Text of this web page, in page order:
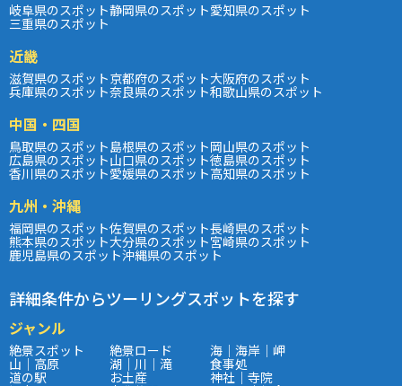
岐阜県のスポット静岡県のスポット愛知県のスポット
三重県のスポット
近畿
滋賀県のスポット京都府のスポット大阪府のスポット
兵庫県のスポット奈良県のスポット和歌山県のスポット
中国・四国
鳥取県のスポット島根県のスポット岡山県のスポット
広島県のスポット山口県のスポット徳島県のスポット
香川県のスポット愛媛県のスポット高知県のスポット
九州・沖縄
福岡県のスポット佐賀県のスポット長崎県のスポット
熊本県のスポット大分県のスポット宮崎県のスポット
鹿児島県のスポット沖縄県のスポット
詳細条件からツーリングスポットを探す
ジャンル
絶景スポット 絶景ロード 海｜海岸｜岬
山｜高原 湖｜川｜滝 食事処
道の駅 お土産 神社｜寺院